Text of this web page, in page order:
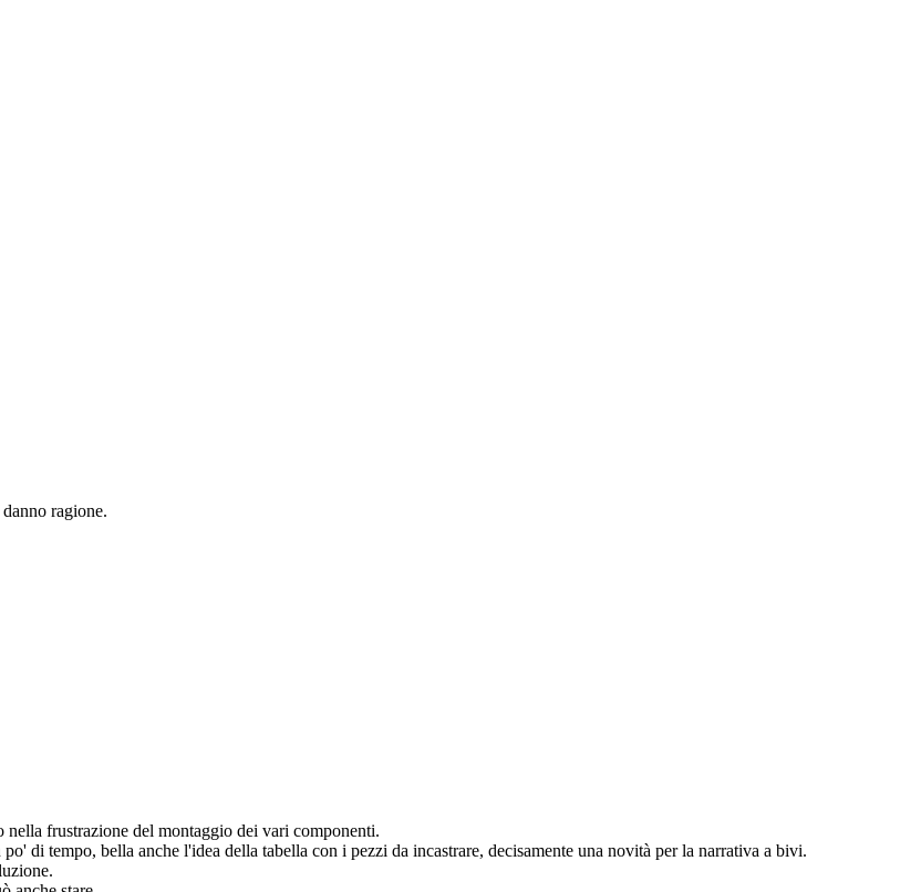
ragione.
frustrazione del montaggio dei vari componenti.
di tempo, bella anche l'idea della tabella con i pezzi da incastrare, decisamente una novità per la narrativa a bivi.